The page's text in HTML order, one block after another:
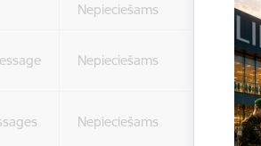
Nepieciešams
Nepieciešams
Nepieciešams